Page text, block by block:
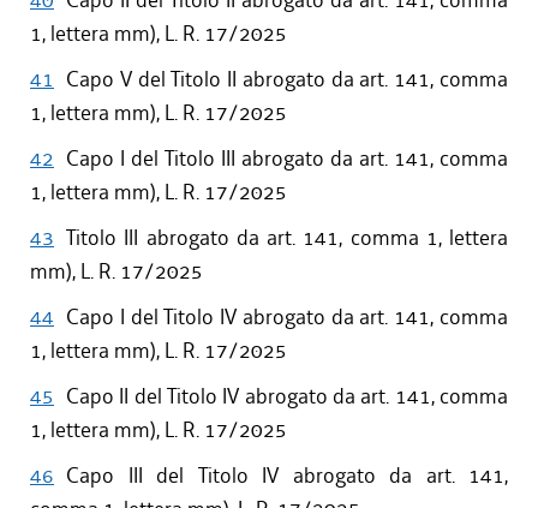
1, lettera mm), L. R. 17/2025
41 Capo V del Titolo II abrogato da art. 141, comma
1, lettera mm), L. R. 17/2025
42 Capo I del Titolo III abrogato da art. 141, comma
1, lettera mm), L. R. 17/2025
43 Titolo III abrogato da art. 141, comma 1, lettera
mm), L. R. 17/2025
44 Capo I del Titolo IV abrogato da art. 141, comma
1, lettera mm), L. R. 17/2025
45 Capo II del Titolo IV abrogato da art. 141, comma
1, lettera mm), L. R. 17/2025
46 Capo III del Titolo IV abrogato da art. 141,